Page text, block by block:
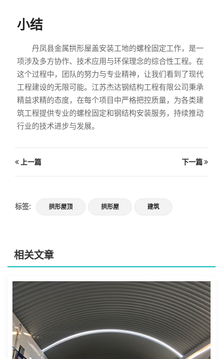
小结
丹凤县金属拱形屋盖安装工地的螺栓固定工作，是一
项涉及多方协作、技术应用与环保理念的综合性工程。在
这个过程中，团队的努力与专业精神，让我们看到了现代
工程建设的无限可能。江苏杰达钢结构工程有限公司秉承
精益求精的态度，在每个项目中严格把控质量，为各类建
筑工程提供专业的螺栓固定和钢结构安装服务，持续推动
行业的技术进步与发展。
上一篇 下一篇
标签: 拱形屋顶 拱形屋 建筑
相关文章